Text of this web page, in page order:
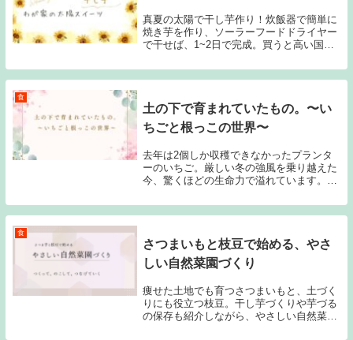
真夏の太陽で干し芋作り！炊飯器で簡単に
焼き芋を作り、ソーラーフードドライヤー
で干せば、1~2日で完成。買うと高い国産
で育てた芋でも挑戦予定！
食
土の下で育まれていたもの。〜い
ちごと根っこの世界〜
去年は2個しか収穫できなかったプランタ
ーのいちご。厳しい冬の強風を乗り越えた
今、驚くほどの生命力で溢れています。冬
界」の変化と、自然から教わった大切な気
づきを綴ります。
食
さつまいもと枝豆で始める、やさ
しい自然菜園づくり
痩せた土地でも育つさつまいもと、土づく
りにも役立つ枝豆。干し芋づくりや芋づる
の保存も紹介しながら、やさしい自然菜園